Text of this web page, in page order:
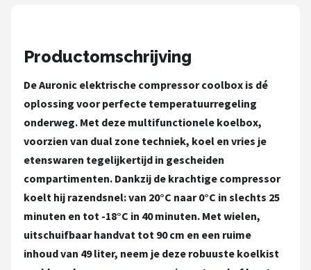
Productomschrijving
De Auronic elektrische compressor coolbox is dé
oplossing voor perfecte temperatuurregeling
onderweg. Met deze multifunctionele koelbox,
voorzien van dual zone techniek, koel en vries je
etenswaren tegelijkertijd in gescheiden
compartimenten. Dankzij de krachtige compressor
koelt hij razendsnel: van 20°C naar 0°C in slechts 25
minuten en tot -18°C in 40 minuten. Met wielen,
uitschuifbaar handvat tot 90 cm en een ruime
inhoud van 49 liter, neem je deze robuuste koelkist